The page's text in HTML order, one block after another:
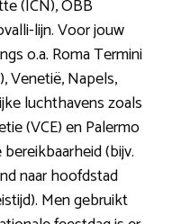
(ICN), ÖBB
lijn. Voor jouw
o.a. Roma Termini
Venetië, Napels,
luchthavens zoals
(VCE) en Palermo
(bijv.
naar hoofdstad
Men gebruikt